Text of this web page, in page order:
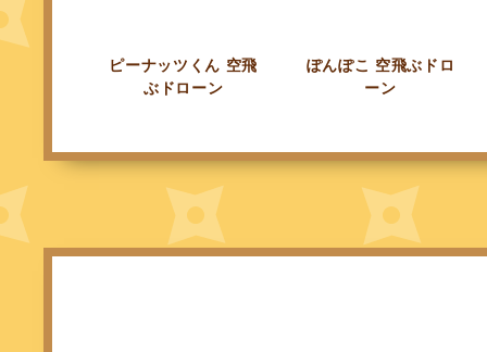
ピーナッツくん 空飛
ぶドローン
ぽんぽこ 空飛ぶドロ
ーン